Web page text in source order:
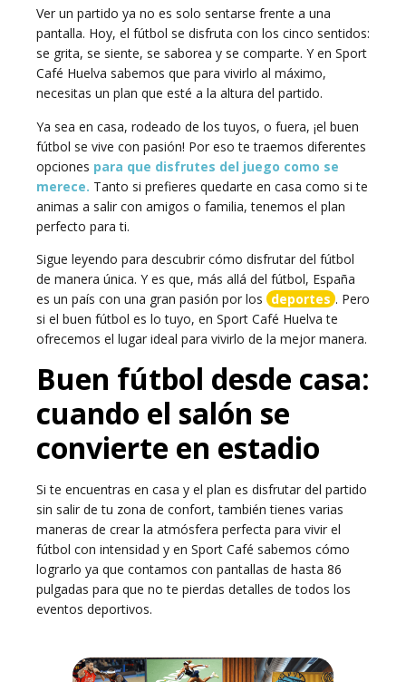
Ver un partido ya no es solo sentarse frente a una
pantalla. Hoy, el fútbol se disfruta con los cinco sentidos:
se grita, se siente, se saborea y se comparte. Y en Sport
Café Huelva sabemos que para vivirlo al máximo,
necesitas un plan que esté a la altura del partido.
Ya sea en casa, rodeado de los tuyos, o fuera, ¡el buen
fútbol se vive con pasión! Por eso te traemos diferentes
opciones para que disfrutes del juego como se
merece. Tanto si prefieres quedarte en casa como si te
animas a salir con amigos o familia, tenemos el plan
perfecto para ti.
Sigue leyendo para descubrir cómo disfrutar del fútbol
de manera única. Y es que, más allá del fútbol, España
es un país con una gran pasión por los deportes . Pero
si el buen fútbol es lo tuyo, en Sport Café Huelva te
ofrecemos el lugar ideal para vivirlo de la mejor manera.
Buen fútbol desde casa:
cuando el salón se
convierte en estadio
Si te encuentras en casa y el plan es disfrutar del partido
sin salir de tu zona de confort, también tienes varias
maneras de crear la atmósfera perfecta para vivir el
fútbol con intensidad y en Sport Café sabemos cómo
lograrlo ya que contamos con pantallas de hasta 86
pulgadas para que no te pierdas detalles de todos los
eventos deportivos.